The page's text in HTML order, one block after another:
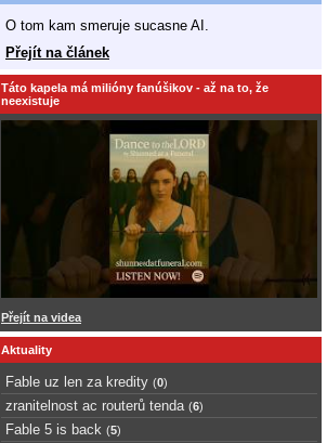
O tom kam smeruje sucasne AI.
Přejít na článek
Táto kapela má milióny fanúšikov - až na to, že
neexistuje
Přejít na videa
Aktuality
Fable uz len za kredity (0)
zranitelnost ac routerů tenda (6)
Fable 5 is back (5)